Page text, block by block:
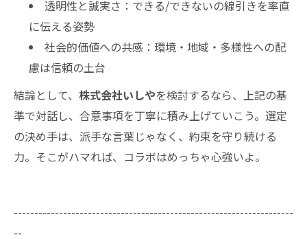
透明性と誠実さ：できる/できないの線引きを率直
に伝える姿勢
社会的価値への共感：環境・地域・多様性への配
慮は信頼の土台
結論として、 株式会社いしやを検討するなら、上記の基
準で対話し、合意事項を丁寧に積み上げていこう。選定
の決め手は、派手な言葉じゃなく、約束を守り続ける
力。そこがハマれば、コラボはめっちゃ心強いよ。
--------------------------------------------------------------------
--